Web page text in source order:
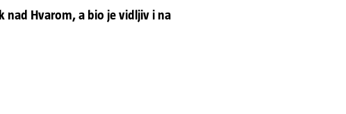
nad Hvarom, a bio je vidljiv i na